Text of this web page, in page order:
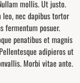
mollis. Ut justo.
leo, nec dapibus tortor
fermentum posuer.
penatibus et magnis
adipieros ut
Morbi vitae ante.